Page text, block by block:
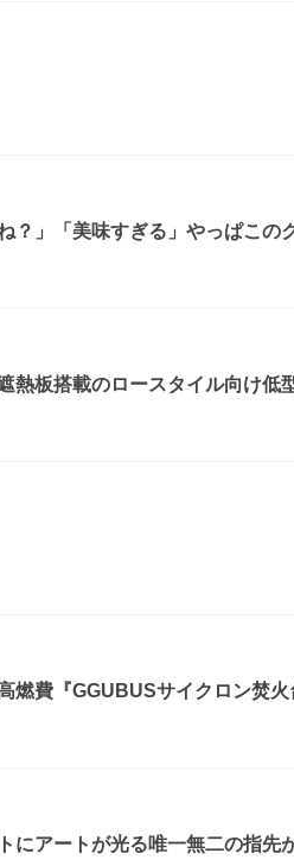
」「美味すぎる」やっぱこの
熱板搭載のロースタイル向け低
燃費『GGUBUSサイクロン焚火
にアートが光る唯一無二の指先